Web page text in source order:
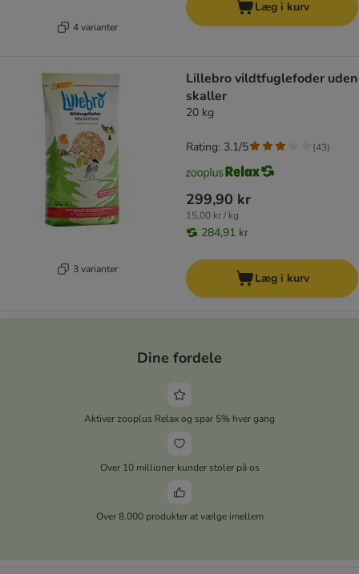
4 varianter
Læg i kurv
3 varianter
Lillebro vildtfuglefoder uden
skaller
20 kg
299,90 kr
15,00 kr / kg
284,91 kr
Rating: 3.1/5 (43)
Læg i kurv
Dine fordele
Aktiver zooplus Relax og spar 5% hver gang
Over 10 millioner kunder stoler på os
Over 8.000 produkter at vælge imellem